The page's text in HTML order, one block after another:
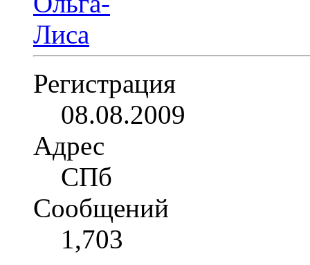
Регистрация
08.08.2009
Адрес
СПб
Сообщений
1,703